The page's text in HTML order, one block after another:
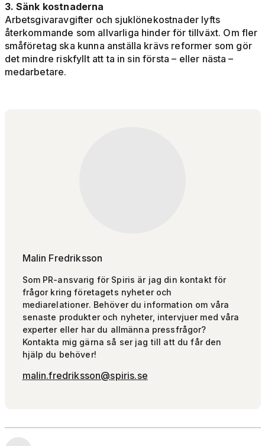
3. Sänk kostnaderna
Arbetsgivaravgifter och sjuklönekostnader lyfts
återkommande som allvarliga hinder för tillväxt. Om fler
småföretag ska kunna anställa krävs reformer som gör
det mindre riskfyllt att ta in sin första – eller nästa –
medarbetare.
Malin Fredriksson
Som PR-ansvarig för Spiris är jag din kontakt för
frågor kring företagets nyheter och
mediarelationer. Behöver du information om våra
senaste produkter och nyheter, intervjuer med våra
experter eller har du allmänna pressfrågor?
Kontakta mig gärna så ser jag till att du får den
hjälp du behöver!
malin.fredriksson@spiris.se